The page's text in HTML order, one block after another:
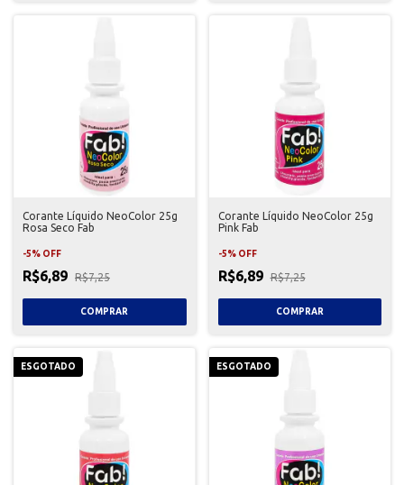
Corante Líquido NeoColor 25g
Rosa Seco Fab
-5% OFF
R$6,89 R$7,25
Corante Líquido NeoColor 25g
Pink Fab
-5% OFF
R$6,89 R$7,25
ESGOTADO ESGOTADO